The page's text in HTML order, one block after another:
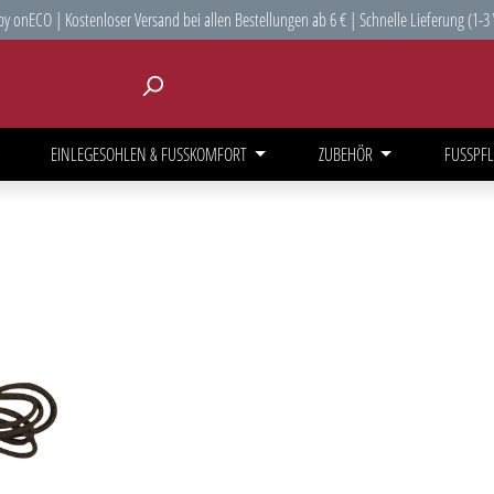
onECO | Kostenloser Versand bei allen Bestellungen ab 6 € | Schnelle Lieferung (1-
EINLEGESOHLEN & FUSSKOMFORT ZUBEHÖR